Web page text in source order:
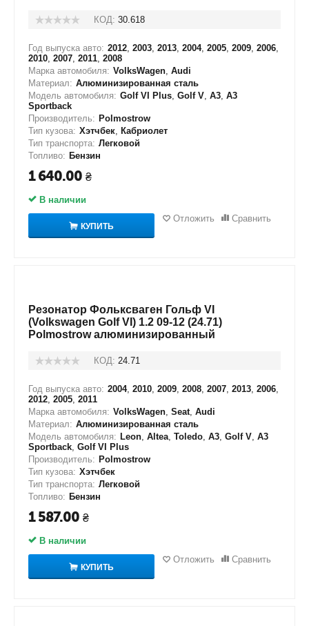
КОД: 30.618
Год выпуска авто: 2012, 2003, 2013, 2004, 2005, 2009, 2006,
2010, 2007, 2011, 2008
Марка автомобиля: VolksWagen, Audi
Материал: Алюминизированная сталь
Модель автомобиля: Golf VI Plus, Golf V, A3, A3
Sportback
Производитель: Polmostrow
Тип кузова: Хэтчбек, Кабриолет
Тип транспорта: Легковой
Топливо: Бензин
1 640.00 ₴
В наличии
КУПИТЬ
Отложить Сравнить
Резонатор Фольксваген Гольф VI
(Volkswagen Golf VI) 1.2 09-12 (24.71)
Polmostrow алюминизированный
КОД: 24.71
Год выпуска авто: 2004, 2010, 2009, 2008, 2007, 2013, 2006,
2012, 2005, 2011
Марка автомобиля: VolksWagen, Seat, Audi
Материал: Алюминизированная сталь
Модель автомобиля: Leon, Altea, Toledo, A3, Golf V, A3
Sportback, Golf VI Plus
Производитель: Polmostrow
Тип кузова: Хэтчбек
Тип транспорта: Легковой
Топливо: Бензин
1 587.00 ₴
В наличии
КУПИТЬ
Отложить Сравнить